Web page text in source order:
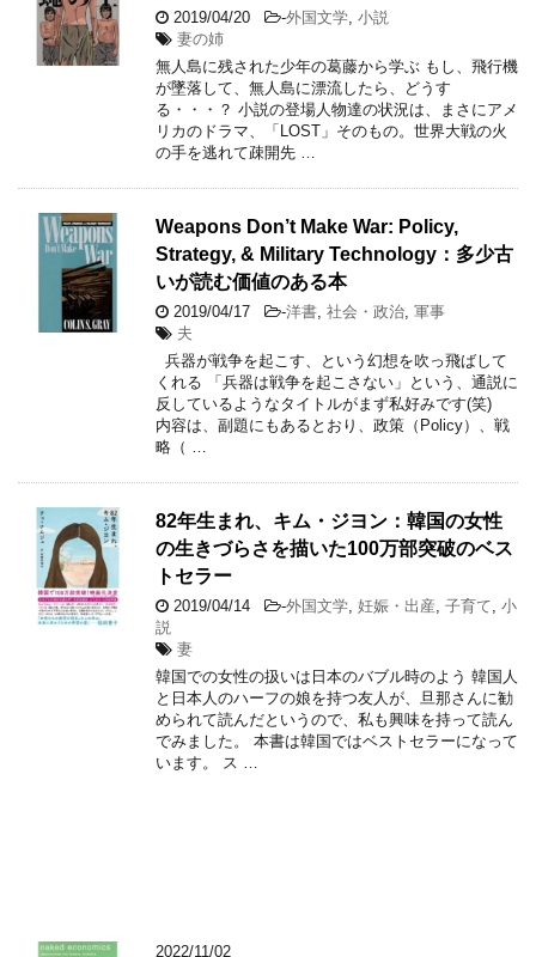
2019/04/20 -外国文学 小説
妻の姉
無人島に残された少年の葛藤から学ぶ もし、飛行機
が墜落して、無人島に漂流したら、どうす
る・・・？ 小説の登場人物達の状況は、まさにアメ
リカのドラマ、「LOST」そのもの。世界大戦の火
の手を逃れて疎開先 …
Weapons Don’t Make War: Policy,
Strategy, & Military Technology：多少古
いが読む価値のある本
2019/04/17 -洋書 社会・政治 軍事
夫
兵器が戦争を起こす、という幻想を吹っ飛ばして
くれる 「兵器は戦争を起こさない」という、通説に
反しているようなタイトルがまず私好みです(笑)
内容は、副題にもあるとおり、政策（Policy）、戦
略（ …
82年生まれ、キム・ジヨン：韓国の女性
の生きづらさを描いた100万部突破のベス
トセラー
2019/04/14 -外国文学 妊娠・出産 子育て 小
説
妻
韓国での女性の扱いは日本のバブル時のよう 韓国人
と日本人のハーフの娘を持つ友人が、旦那さんに勧
められて読んだというので、私も興味を持って読ん
でみました。 本書は韓国ではベストセラーになって
います。 ス …
2022/11/02